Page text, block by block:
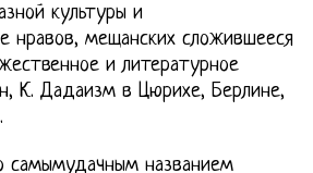
культуры и
нравов, мещанских сложившееся
и литературное
К. Дадаизм в Цюрихе, Берлине,
самымудачным названием